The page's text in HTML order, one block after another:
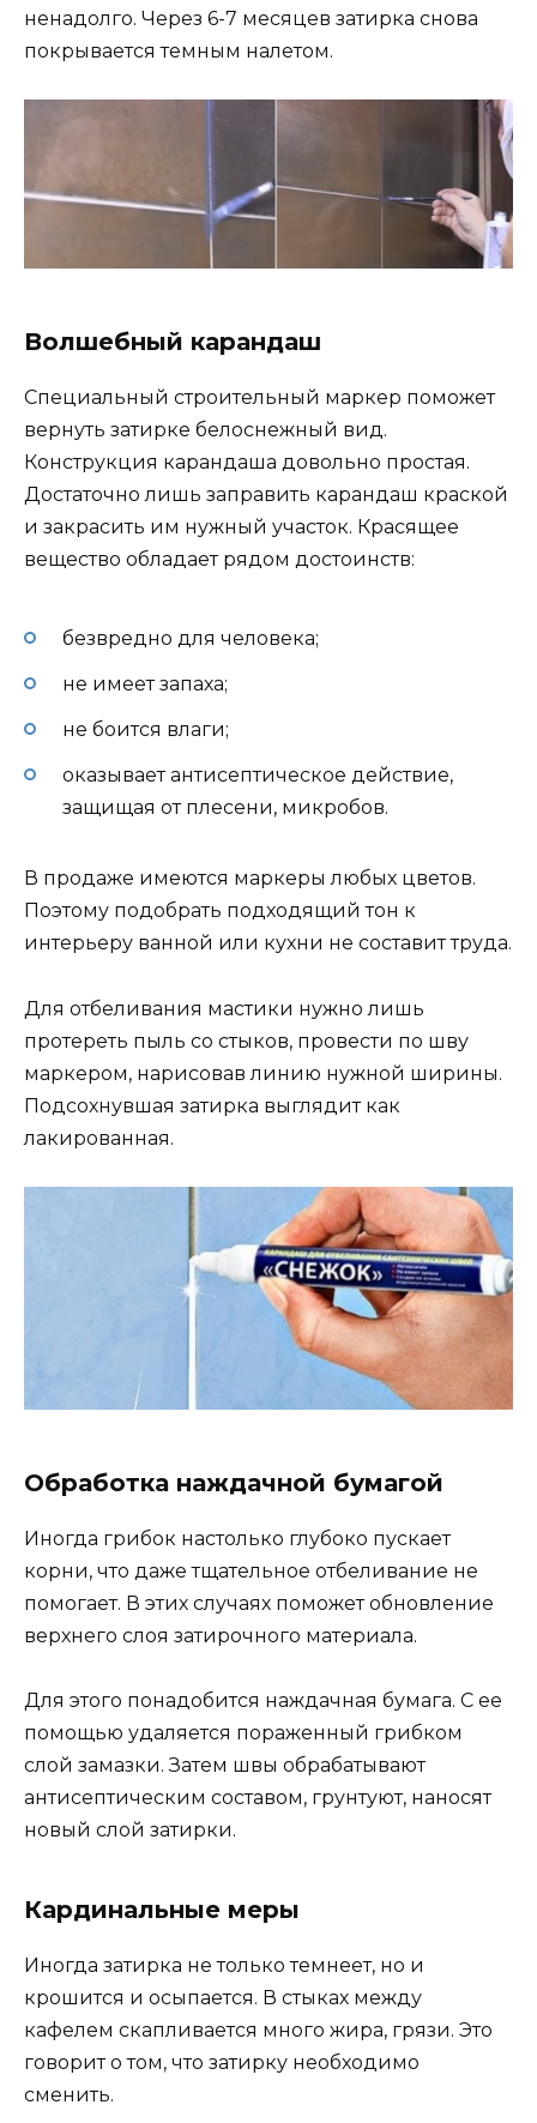
ненадолго. Через 6-7 месяцев затирка снова
покрывается темным налетом.
Волшебный карандаш
Специальный строительный маркер поможет
вернуть затирке белоснежный вид.
Конструкция карандаша довольно простая.
Достаточно лишь заправить карандаш краской
и закрасить им нужный участок. Красящее
вещество обладает рядом достоинств:
безвредно для человека;
не имеет запаха;
не боится влаги;
оказывает антисептическое действие,
защищая от плесени, микробов.
В продаже имеются маркеры любых цветов.
Поэтому подобрать подходящий тон к
интерьеру ванной или кухни не составит труда.
Для отбеливания мастики нужно лишь
протереть пыль со стыков, провести по шву
маркером, нарисовав линию нужной ширины.
Подсохнувшая затирка выглядит как
лакированная.
Обработка наждачной бумагой
Иногда грибок настолько глубоко пускает
корни, что даже тщательное отбеливание не
помогает. В этих случаях поможет обновление
верхнего слоя затирочного материала.
Для этого понадобится наждачная бумага. С ее
помощью удаляется пораженный грибком
слой замазки. Затем швы обрабатывают
антисептическим составом, грунтуют, наносят
новый слой затирки.
Кардинальные меры
Иногда затирка не только темнеет, но и
крошится и осыпается. В стыках между
кафелем скапливается много жира, грязи. Это
говорит о том, что затирку необходимо
сменить.